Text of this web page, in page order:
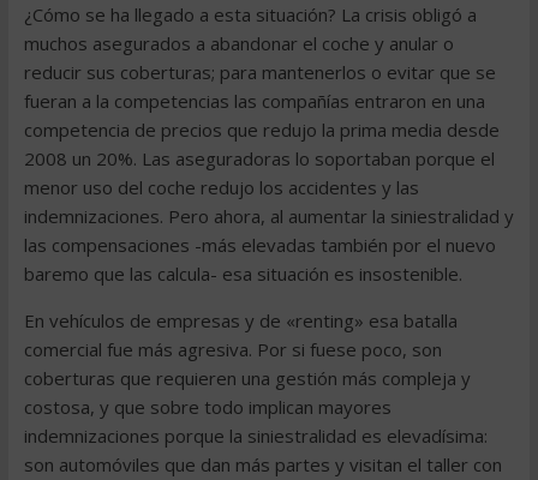
¿Cómo se ha llegado a esta situación? La crisis obligó a
muchos asegurados a abandonar el coche y anular o
reducir sus coberturas; para mantenerlos o evitar que se
fueran a la competencias las compañías entraron en una
competencia de precios que redujo la prima media desde
2008 un 20%. Las aseguradoras lo soportaban porque el
menor uso del coche redujo los accidentes y las
indemnizaciones. Pero ahora, al aumentar la siniestralidad y
las compensaciones -más elevadas también por el nuevo
baremo que las calcula- esa situación es insostenible.
En vehículos de empresas y de «renting» esa batalla
comercial fue más agresiva. Por si fuese poco, son
coberturas que requieren una gestión más compleja y
costosa, y que sobre todo implican mayores
indemnizaciones porque la siniestralidad es elevadísima:
son automóviles que dan más partes y visitan el taller con